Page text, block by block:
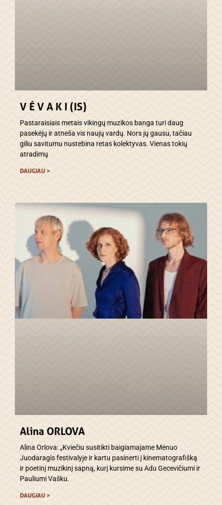
V É V A K I (IS)
Pastaraisiais metais vikingų muzikos banga turi daug
pasekėjų ir atneša vis naujų vardų. Nors jų gausu, tačiau
giliu savitumu nustebina retas kolektyvas. Vienas tokių
atradimų
DAUGIAU >
Alina ORLOVA
Alina Orlova: „Kviečiu susitikti baigiamajame Mėnuo
Juodaragis festivalyje ir kartu pasinerti į kinematografišką
ir poetinį muzikinį sapną, kurį kursime su Adu Gecevičiumi ir
Pauliumi Vašku.
DAUGIAU >